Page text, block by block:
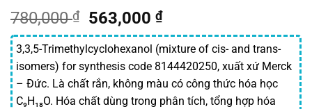
780,000₫
Giá
gốc
là:
780,000 ₫.
563,000₫Giá
hiện
tại
là:
563,000 ₫.
3,3,5-Trimethylcyclohexanol (mixture of cis- and trans-
isomers) for synthesis code 8144420250, xuất xứ Merck
– Đức. Là chất rắn, không màu có công thức hóa học
C₉H₁₈O. Hóa chất dùng trong phân tích, tổng hợp hóa